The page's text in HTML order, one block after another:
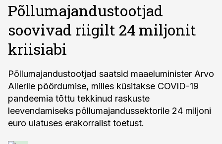
Põllumajandustootjad
soovivad riigilt 24 miljonit
kriisiabi
Põllumajandustootjad saatsid maaeluminister Arvo
Allerile pöördumise, milles küsitakse COVID-19
pandeemia tõttu tekkinud raskuste
leevendamiseks põllumajandussektorile 24 miljoni
euro ulatuses erakorralist toetust.